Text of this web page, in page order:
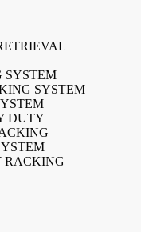
SYSTEM
SYSTEM
DUTY
RACKING